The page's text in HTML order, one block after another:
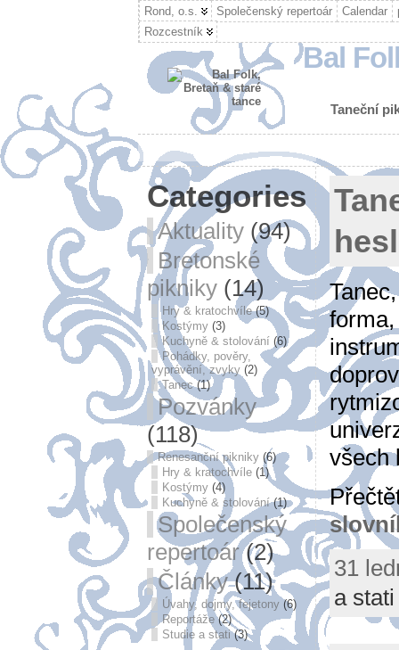
Rond, o.s. Společenský repertoár Calendar
Rozcestník
Bal
Taneční
Categories
Aktuality(94)
Bretonské
pikniky(14)
Hry & kratochvíle(5)
Kostýmy(3)
Kuchyně & stolování(6)
Pohádky, pověry,
vyprávění, zvyky(2)
Tanec(1)
Pozvánky
(118)
Renesanční pikniky(6)
Hry & kratochvíle(1)
Kostýmy(4)
Kuchyně & stolování(1)
Společenský
repertoár(2)
Články(11)
Úvahy, dojmy, fejetony (6)
Reportáže(2)
Studie a stati(3)
všech
31
a stati